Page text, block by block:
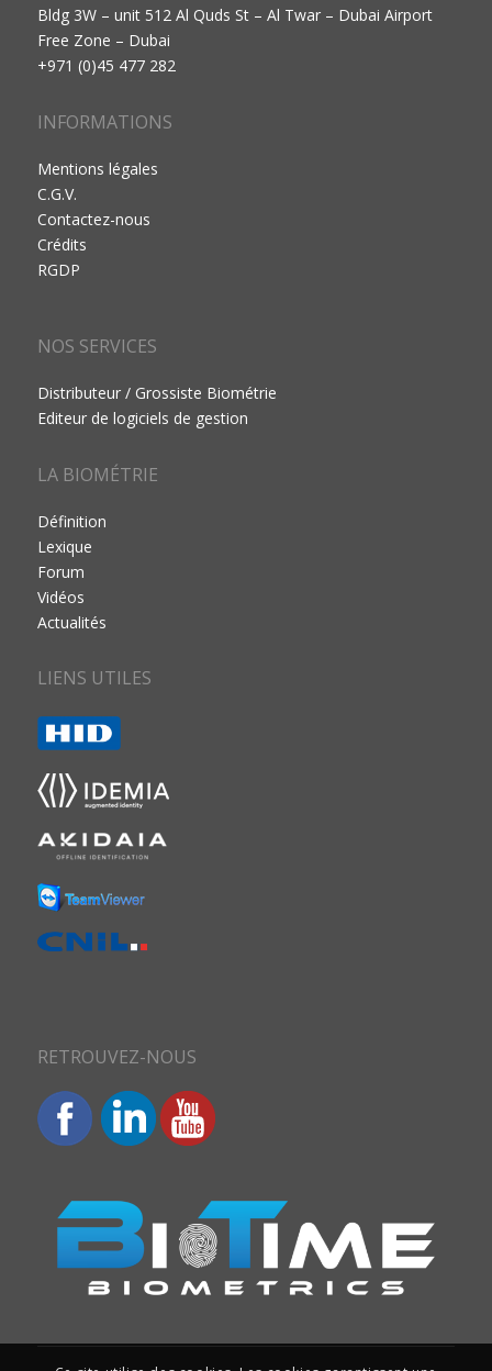
Bldg 3W – unit 512 Al Quds St – Al Twar – Dubai Airport
Free Zone – Dubai
+971 (0)45 477 282
INFORMATIONS
Mentions légales
C.G.V.
Contactez-nous
Crédits
RGDP
NOS SERVICES
Distributeur / Grossiste Biométrie
Editeur de logiciels de gestion
LA BIOMÉTRIE
Définition
Lexique
Forum
Vidéos
Actualités
LIENS UTILES
RETROUVEZ-NOUS